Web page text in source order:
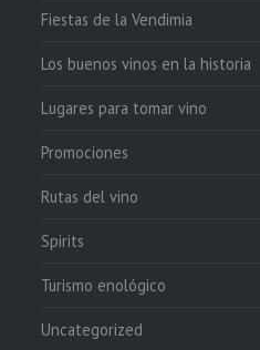
Fiestas de la Vendimia
Los buenos vinos en la historia
Lugares para tomar vino
Promociones
Rutas del vino
Spirits
Turismo enológico
Uncategorized